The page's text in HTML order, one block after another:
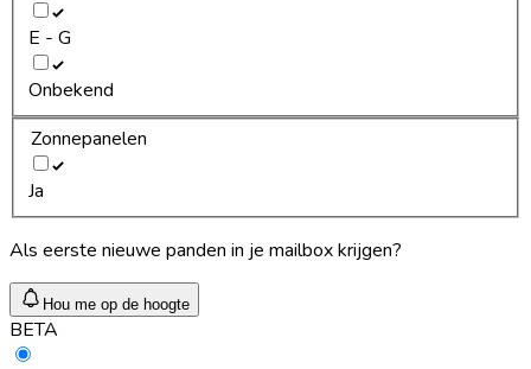
E - G
Onbekend
Zonnepanelen
Ja
Als eerste nieuwe panden in je mailbox krijgen?
Hou me op de hoogte
BETA